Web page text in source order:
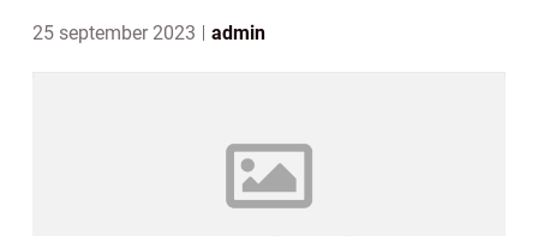
25 september 2023 admin